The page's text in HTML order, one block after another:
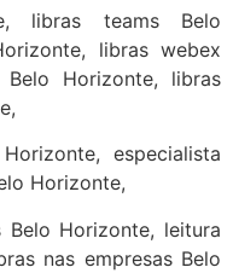
libras teams Belo
libras webex
Horizonte, libras
especialista
Horizonte,
Horizonte, leitura
nas empresas Belo